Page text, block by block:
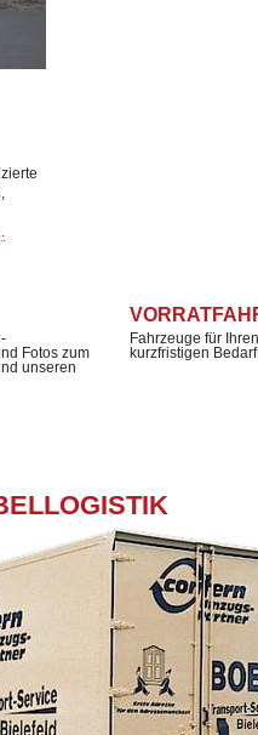
Fotos zum
unseren
Fahrzeuge für Ihren
kurzfristigen